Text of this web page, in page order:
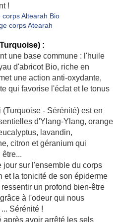
!
:
une base commune : l'huile
d'abricot Bio, riche en
une action anti-oxydante,
qui favorise l'éclat et le tonus
- Sérénité) est en
d'Ylang-Ylang, orange
lavandin,
citron et géranium qui
sur l'ensemble du corps
et la tonicité de son épiderme
un profond bien-être
à l'odeur qui nous
Sérénité !
avoir arrêté les sels